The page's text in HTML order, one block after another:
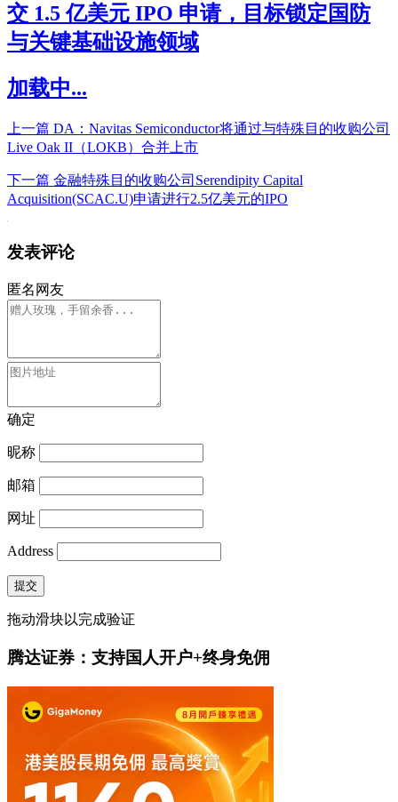
交 1.5 亿美元 IPO 申请，目标锁定国防
与关键基础设施领域
加载中...
上一篇 DA：Navitas Semiconductor将通过与特殊目的收购公司
Live Oak II（LOKB）合并上市
下一篇 金融特殊目的收购公司Serendipity Capital
Acquisition(SCAC.U)申请进行2.5亿美元的IPO
发表评论
匿名网友
确定
昵称
邮箱
网址
Address
提交
拖动滑块以完成验证
腾达证券：支持国人开户+终身免佣